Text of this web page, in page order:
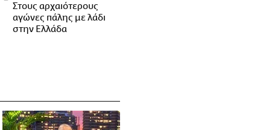
Στους αρχαιότερους
αγώνες πάλης με λάδι
στην Ελλάδα